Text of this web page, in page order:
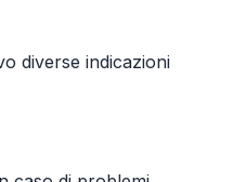
diverse indicazioni